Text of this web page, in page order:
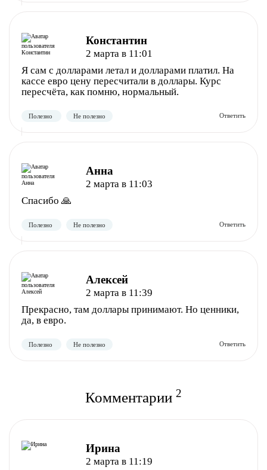
Не полезно
Полезно
Константин
2 марта в 11:01
Я сам с долларами летал и долларами платил. На
кассе евро цену пересчитали в доллары. Курс
пересчёта, как помню, нормальный.
Анна
2 марта в 11:03
Спасибо 🙏
Алексей
2 марта в 11:39
Прекрасно, там доллары принимают. Но ценники,
да, в евро.
Комментарии 2
Ирина
2 марта в 11:19